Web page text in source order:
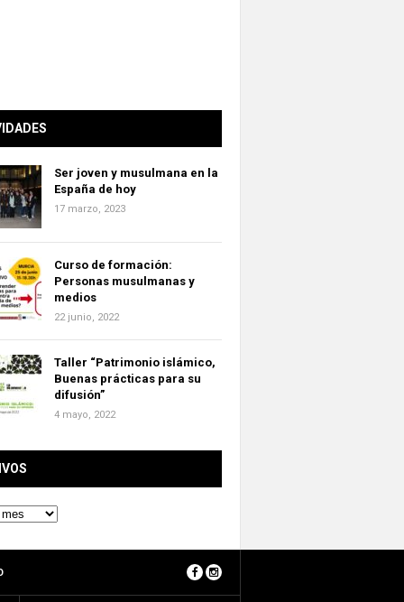
Ser joven y musulmana en la
España de hoy
17 marzo, 2023
Curso de formación:
Personas musulmanas y
medios
22 junio, 2022
Taller “Patrimonio islámico,
Buenas prácticas para su
difusión”
4 mayo, 2022